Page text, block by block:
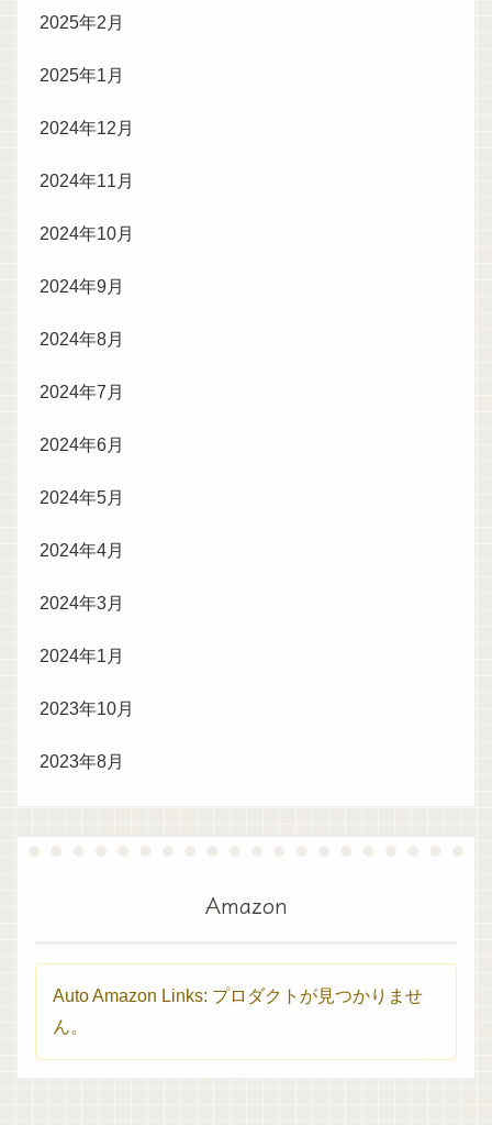
2025年2月
2025年1月
2024年12月
2024年11月
2024年10月
2024年9月
2024年8月
2024年7月
2024年6月
2024年5月
2024年4月
2024年3月
2024年1月
2023年10月
2023年8月
Amazon
Auto Amazon Links: プロダクトが見つかりませ
ん。